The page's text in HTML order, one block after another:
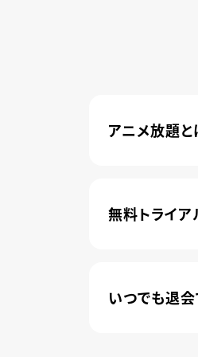
アニメ放題と
無料トライ
いつでも退会